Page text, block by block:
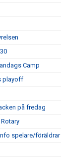
Camp
playoff
på fredag
spelare/föräldrar